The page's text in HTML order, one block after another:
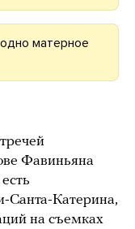
матерное
Фавиньяна
Санта-Катерина,
на съемках